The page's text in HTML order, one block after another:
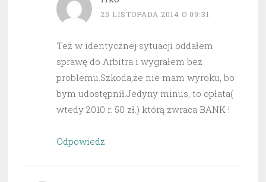
25 LISTOPADA 2014 O 09:31
Też w identycznej sytuacji oddałem
sprawę do Arbitra i wygrałem bez
problemu.Szkoda,że nie mam wyroku, bo
bym udostępnił.Jedyny minus, to opłata(
wtedy 2010 r. 50 zł.) którą zwraca BANK !
Odpowiedz